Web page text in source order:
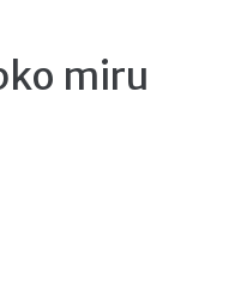
miru